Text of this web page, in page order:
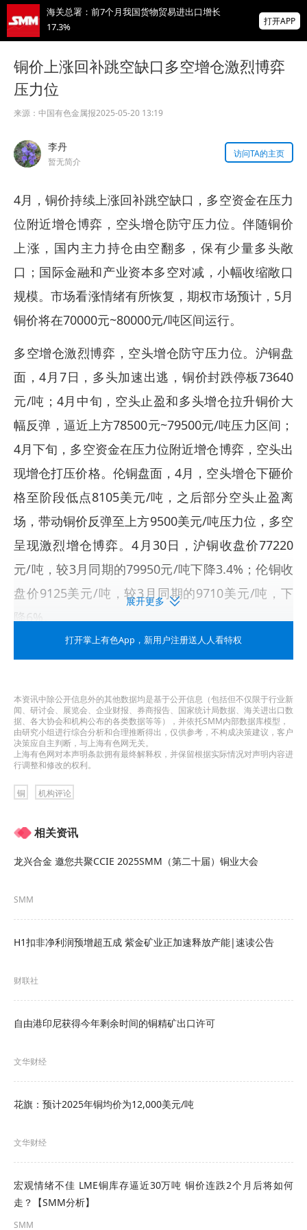
海关总署：前7个月我国货物贸易进出口增长
17.3%
球锌、氧化锌、镀锌板供需及价格展望
金属多飘红 多晶硅涨超5% 伦镍、沪锌、碳
酸锂、纽银等涨逾1% 【SMM午评】
为有色行业打造的神器
打开APP
铜价上涨回补跳空缺口多空增仓激烈博弈
压力位
来源： 中国有色金属报2025-05-20 13:19
李丹
暂无简介
访问TA的主页
4月，铜价持续上涨回补跳空缺口，多空资金在压力
位附近增仓博弈，空头增仓防守压力位。伴随铜价
上涨，国内主力持仓由空翻多，保有少量多头敞
口；国际金融和产业资本多空对减，小幅收缩敞口
规模。市场看涨情绪有所恢复，期权市场预计，5月
铜价将在70000元~80000元/吨区间运行。
多空增仓激烈博弈，空头增仓防守压力位。沪铜盘
面，4月7日，多头加速出逃，铜价封跌停板73640
元/吨；4月中旬，空头止盈和多头增仓拉升铜价大
幅反弹，逼近上方78500元~79500元/吨压力区间；
4月下旬，多空资金在压力位附近增仓博弈，空头出
现增仓打压价格。伦铜盘面，4月，空头增仓下砸价
格至阶段低点8105美元/吨，之后部分空头止盈离
场，带动铜价反弹至上方9500美元/吨压力位，多空
呈现激烈增仓博弈。4月30日，沪铜收盘价77220
元/吨，较3月同期的79950元/吨下降3.4%；伦铜收
盘价9125美元/吨，较3月同期的9710美元/吨，下
降6%。
国内主力由空翻多，国际金融和产业资本多空对
多头5316手，4月同期持有净空头4496手，国内主
力持仓由空翻多，国内主力减持空头是推动铜价上
涨的重要力量。5月2日，伦铜商业机构（包括生产
商、贸易商、加工商、用户等产业客户）持有净空
头60001手，较4月同期空头敞口收窄4895手，投资
口收窄10072手。
约持仓量16.9万手，上期所指定交割仓库
万吨，盘面持仓规模与交割库库存之比为9.4，处于
中等偏高水平；LME 3个月期铜持仓28.7万手，库
合考虑，伦铜持仓处于较低水平，库存较为充裕，
格长期运行区间在41000元~89000元/吨，伦铜期货
30日，沪铜主力合约收盘价77220元/吨，处在长期
处在长期价格区间67%分位。
展开更多
打开掌上有色App ，新用户注册送人人看特权
本资讯中除公开信息外的其他数据均是基于公开信息（包括但不仅限于行业新
闻、研讨会、展览会、企业财报、券商报告、国家统计局数据、海关进出口数
据、各大协会和机构公布的各类数据等等），并依托SMM内部数据库模型，
由研究小组进行综合分析和合理推断得出，仅供参考，不构成决策建议，客户
决策应自主判断，与上海有色网无关。
上海有色网对本声明条款拥有最终解释权，并保留根据实际情况对声明内容进
行调整和修改的权利。
铜 机构评论
相关资讯
龙兴合金 邀您共聚CCIE 2025SMM（第二十届）铜业大会
SMM
H1扣非净利润预增超五成 紫金矿业正加速释放产能|速读公告
财联社
自由港印尼获得今年剩余时间的铜精矿出口许可
文华财经
花旗：预计2025年铜均价为12,000美元/吨
文华财经
宏观情绪不佳 LME铜库存逼近30万吨 铜价连跌2个月后将如何
走？【SMM分析】
SMM